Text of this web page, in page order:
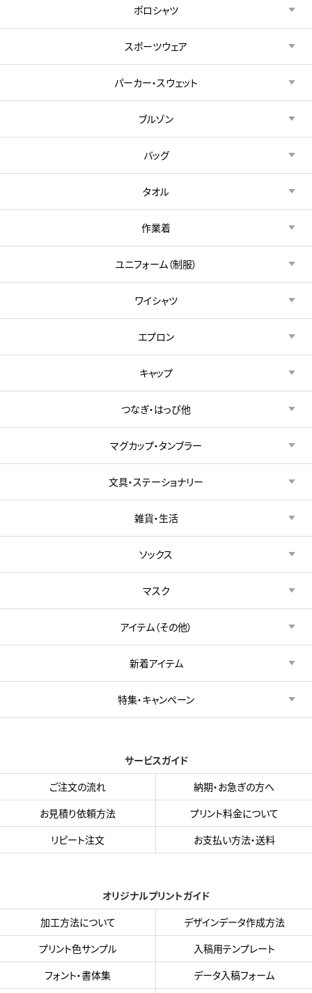
ポロシャツ
スポーツウェア
パーカー・スウェット
ブルゾン
バッグ
タオル
作業着
ユニフォーム（制服）
ワイシャツ
エプロン
キャップ
つなぎ・はっぴ他
マグカップ・タンブラー
文具・ステーショナリー
雑貨・生活
ソックス
マスク
アイテム（その他）
新着アイテム
特集・キャンペーン
サービスガイド
ご注文の流れ
納期・お急ぎの方へ
お見積り依頼方法
プリント料金について
リピート注文
お支払い方法・送料
オリジナルプリントガイド
加工方法について
デザインデータ作成方法
プリント色サンプル
入稿用テンプレート
フォント・書体集
データ入稿フォーム